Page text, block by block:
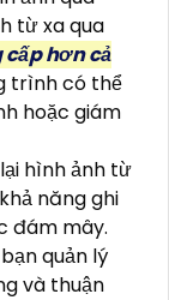
từ xa qua
cấp hơn cả
trình có thể
hoặc giám
hình ảnh từ
năng ghi
đám mây.
quản lý
và thuận